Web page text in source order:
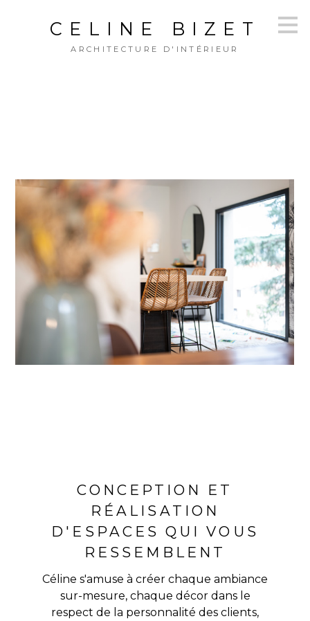
CELINE BIZET
ARCHITECTURE D'INTÉRIEUR
CONCEPTION ET
RÉALISATION
D'ESPACES QUI VOUS
RESSEMBLENT
Céline s'amuse à créer chaque ambiance
sur-mesure, chaque décor dans le
respect de la personnalité des clients,